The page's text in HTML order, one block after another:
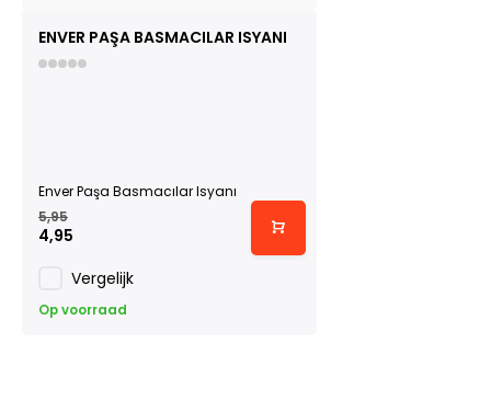
ENVER PAŞA BASMACILAR ISYANI
Enver Paşa Basmacılar Isyanı
5,95
4,95
Vergelijk
Op voorraad